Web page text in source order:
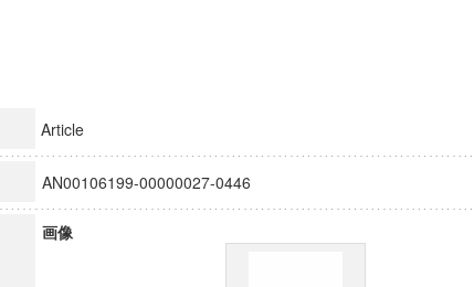
Article
AN00106199-00000027-0446
画像